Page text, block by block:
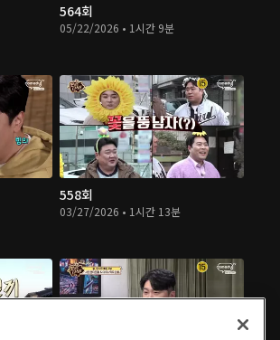
564회
05/22/2026 • 1시간 9분
558회
03/27/2026 • 1시간 13분